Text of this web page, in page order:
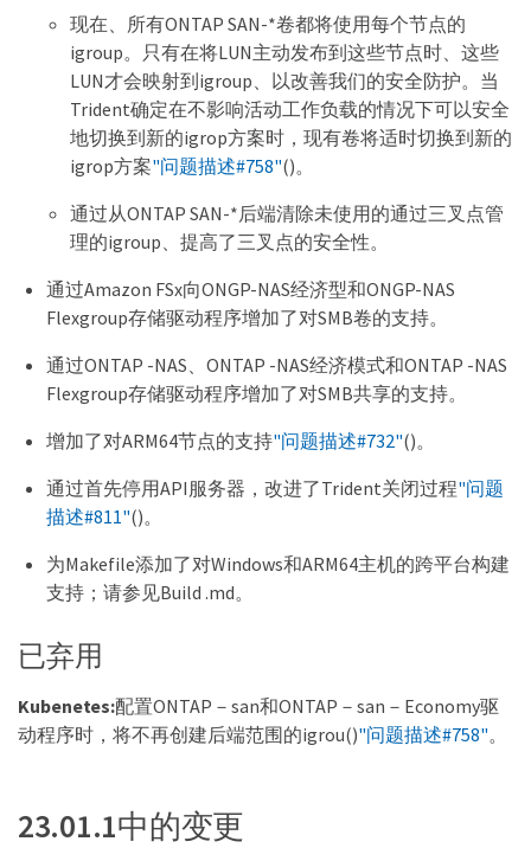
现在、所有ONTAP SAN-*卷都将使用每个节点的
igroup。只有在将LUN主动发布到这些节点时、这些
LUN才会映射到igroup、以改善我们的安全防护。当
Trident确定在不影响活动工作负载的情况下可以安全
地切换到新的igrop方案时，现有卷将适时切换到新的
igrop方案"问题描述#758"()。
通过从ONTAP SAN-*后端清除未使用的通过三叉点管
理的igroup、提高了三叉点的安全性。
通过Amazon FSx向ONGP-NAS经济型和ONGP-NAS
Flexgroup存储驱动程序增加了对SMB卷的支持。
通过ONTAP -NAS、ONTAP -NAS经济模式和ONTAP -NAS
Flexgroup存储驱动程序增加了对SMB共享的支持。
增加了对ARM64节点的支持"问题描述#732"()。
通过首先停用API服务器，改进了Trident关闭过程"问题
描述#811"()。
为Makefile添加了对Windows和ARM64主机的跨平台构建
支持；请参见Build .md。
已弃用
Kubenetes:配置ONTAP－san和ONTAP－san－Economy驱
动程序时，将不再创建后端范围的igrou()"问题描述#758"。
23.01.1中的变更